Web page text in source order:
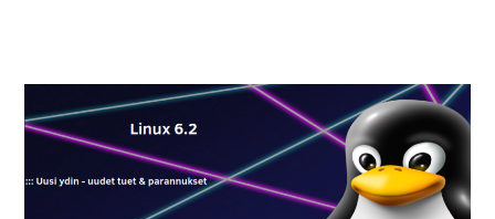
EDISTYNEIN
KANNETTAVA
PELIKONSOLI